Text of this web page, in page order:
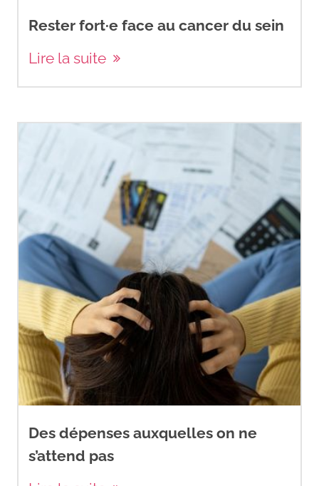
Rester fort·e face au cancer du sein
Lire la suite
Des dépenses auxquelles on ne
s’attend pas